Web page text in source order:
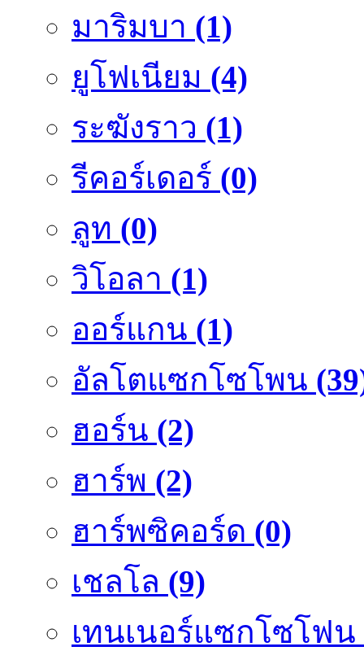
มาริมบา (1)
ยูโฟเนียม (4)
ระฆังราว (1)
รีคอร์เดอร์ (0)
ลูท (0)
วิโอลา (1)
ออร์แกน (1)
อัลโตแซกโซโพน
ฮอร์น (2)
ฮาร์พ (2)
ฮาร์พซิคอร์ด (0)
เชลโล (9)
เทนเนอร์แซกโซโฟน